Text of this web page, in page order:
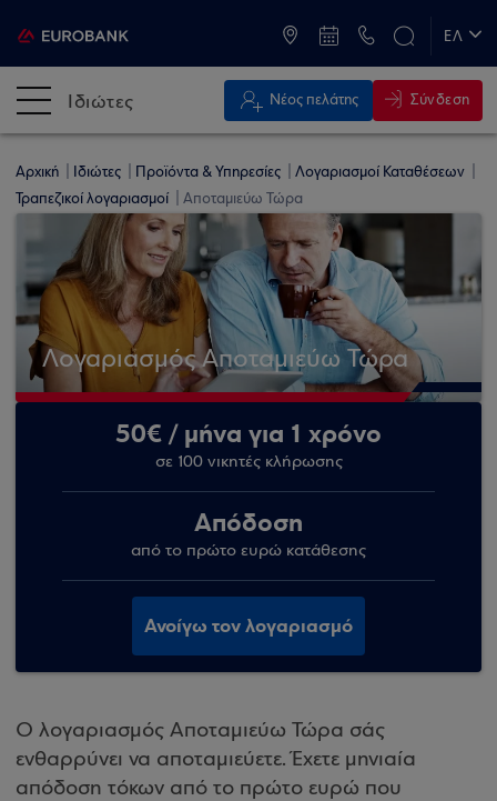
ΕΛ
Ιδιώτες Νέος πελάτης Σύνδεση
Αρχική Ιδιώτες Προϊόντα & Υπηρεσίες
Λογαριασμοί Καταθέσεων
Τραπεζικοί λογαριασμοί
Αποταμιεύω Τώρα
Λογαριασμός Αποταμιεύω Τώρα
50€ / μήνα για 1 χρόνο
σε 100 νικητές κλήρωσης
Απόδοση
από το πρώτο ευρώ κατάθεσης
Ανοίγω τον λογαριασμό
Ο λογαριασμός Αποταμιεύω Τώρα σάς
ενθαρρύνει να αποταμιεύετε. Έχετε μηνιαία
απόδοση τόκων από το πρώτο ευρώ που